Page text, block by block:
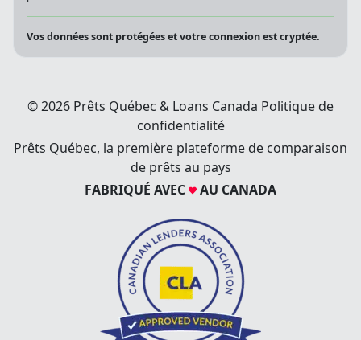
Vos données sont protégées et votre connexion est cryptée.
© 2026 Prêts Québec & Loans Canada Politique de
confidentialité
Prêts Québec, la première plateforme de comparaison
de prêts au pays
FABRIQUÉ AVEC
AU CANADA